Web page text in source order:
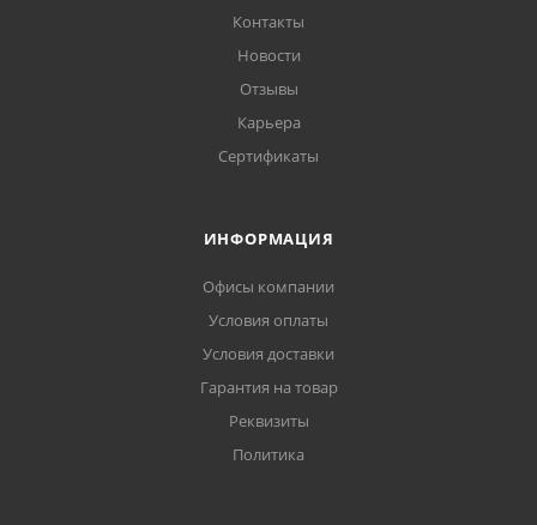
Контакты
Новости
Отзывы
Карьера
Сертификаты
ИНФОРМАЦИЯ
Офисы компании
Условия оплаты
Условия доставки
Гарантия на товар
Реквизиты
Политика